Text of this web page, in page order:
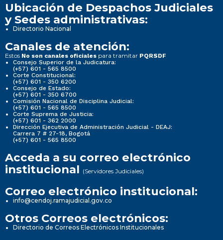
Ubicación de Despachos Judiciales
y Sedes administrativas:
Directorio Nacional
Canales de atención:
Estos No son canales oficiales para tramitar PQRSDF
Consejo Superior de la Judicatura:
(+57) 601 - 565 8500
Corte Constitucional:
(+57) 601 - 350 6200
Consejo de Estado:
(+57) 601 - 350 6700
Comisión Nacional de Disciplina Judicial:
(+57) 601 - 565 8500
Corte Suprema de Justicia:
(+57) 601 - 362 2000
Dirección Ejecutiva de Administración Judicial - DEAJ:
Carrera 7 # 27-18, Bogotá
(+57) 601 - 565 8500
Acceda a su correo electrónico
institucional (Servidores Judiciales)
Correo electrónico institucional:
info@cendoj.ramajudicial.gov.co
Otros Correos electrónicos:
Directorio de Correos Electrónicos Institucionales